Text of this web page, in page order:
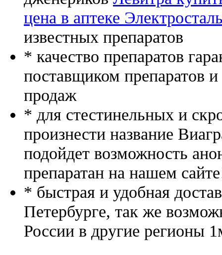
цена в аптеке
известных препаратов
* качество препаратов
поставщиком препаратов
продаж
* для стестинельных и
произнести название
подойдет возможность
препаратан на нашем
* быстрая и удобная
Петербурге, так же
России в другие регионы